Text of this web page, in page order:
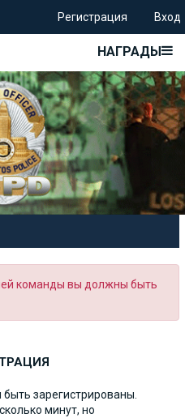
Регистрация Вход
НАГРАДЫ
команды вы должны быть
зарегистрированы.
минут, но